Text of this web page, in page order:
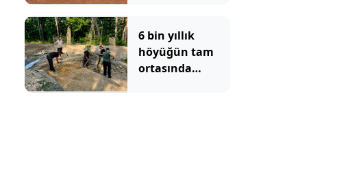
sayısı hızla
artıyor
6 bin yıllık
höyüğün tam
ortasında